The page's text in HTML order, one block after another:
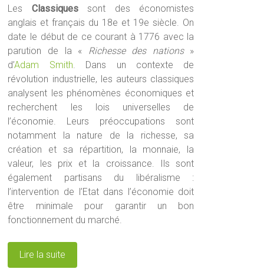
Les Classiquessont des économistes
anglais et français du 18e et 19e siècle. On
date le début de ce courant à 1776 avec la
parution de la « Richesse des nations»
d’Adam Smith. Dans un contexte de
révolution industrielle, les auteurs classiques
analysent les phénomènes économiques et
recherchent les lois universelles de
l’économie. Leurs préoccupations sont
notamment la nature de la richesse, sa
création et sa répartition, la monnaie, la
valeur, les prix et la croissance. Ils sont
également partisans du libéralisme :
l’intervention de l’Etat dans l’économie doit
être minimale pour garantir un bon
fonctionnement du marché.
Lire la suite